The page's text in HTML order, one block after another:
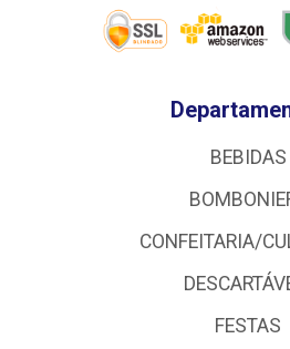
BEBIDAS
CONFEITARIA/
FESTAS